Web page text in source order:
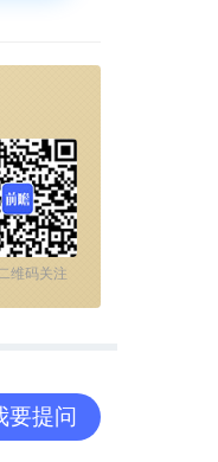
维码关注
要提问